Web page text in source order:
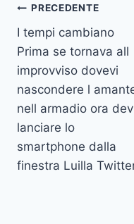
Navigazione
articoli
PRECEDENTE
I tempi cambiano
Prima se tornava all
improvviso dovevi
nascondere l
nell armadio ora
lanciare lo
smartphone dalla
finestra Luilla